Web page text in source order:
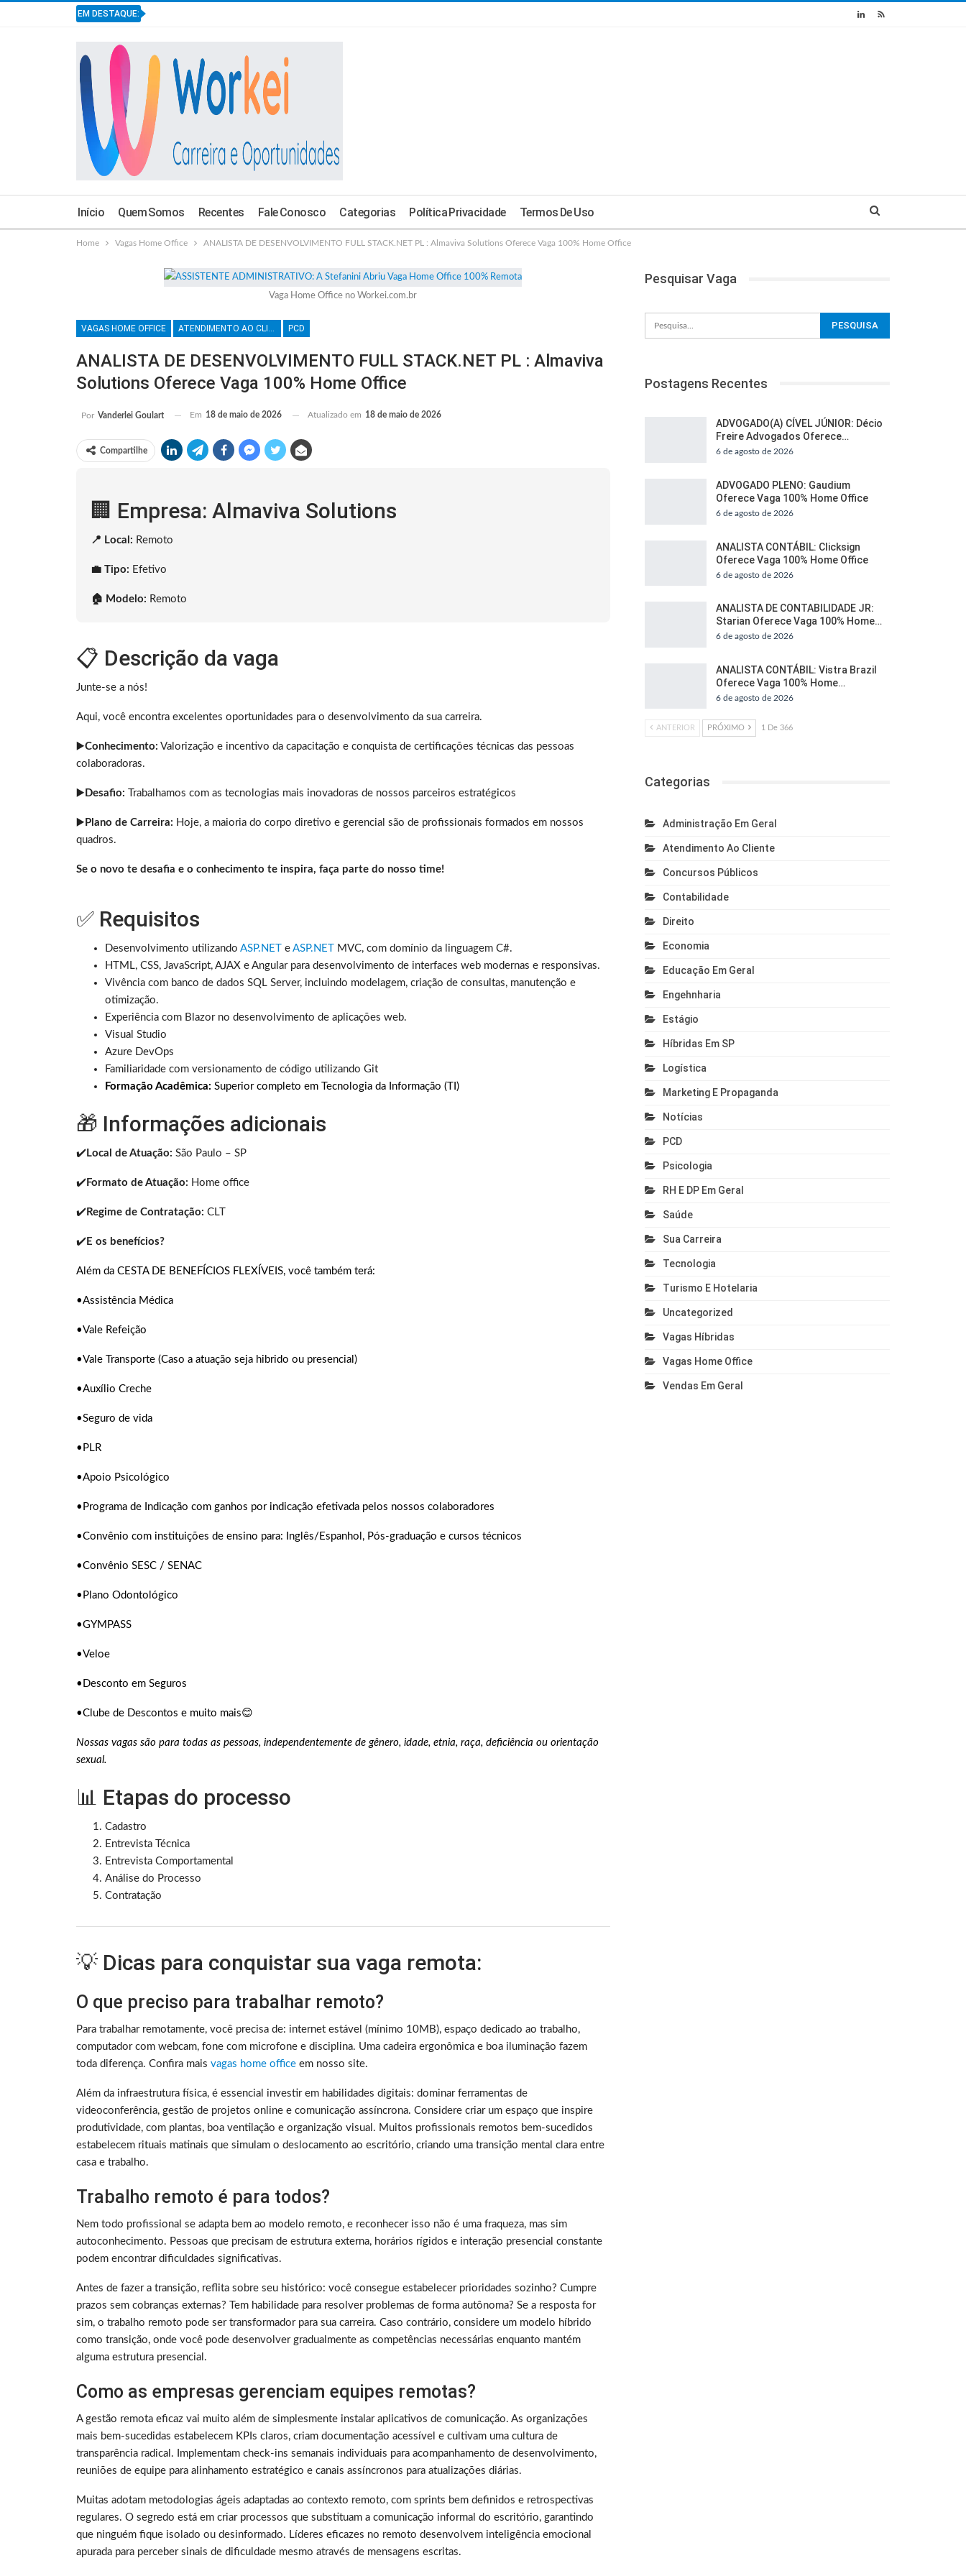
EM DESTAQUE:
Início Quem Somos Recentes Fale Conosco Categorias Política Privacidade Termos De Uso
Home Vagas Home Office ANALISTA DE DESENVOLVIMENTO FULL STACK.NET PL : Almaviva Solutions Oferece Vaga 100% Home Office
Vaga Home Office no Workei.com.br
VAGAS HOME OFFICE ATENDIMENTO AO CLIENTE PCD
ANALISTA DE DESENVOLVIMENTO FULL STACK.NET PL : Almaviva
Solutions Oferece Vaga 100% Home Office
Por Vanderlei Goulart Em 18 de maio de 2026 Atualizado em 18 de maio de 2026
Compartilhe
🏢 Empresa: Almaviva Solutions
📍 Local: Remoto
💼 Tipo: Efetivo
🏠 Modelo: Remoto
📋 Descrição da vaga
Junte-se a nós!
Aqui, você encontra excelentes oportunidades para o desenvolvimento da sua carreira.
▶️Conhecimento: Valorização e incentivo da capacitação e conquista de certificações técnicas das pessoas
colaboradoras.
▶️ Desafio: Trabalhamos com as tecnologias mais inovadoras de nossos parceiros estratégicos
▶️ Plano de Carreira: Hoje, a maioria do corpo diretivo e gerencial são de profissionais formados em nossos
quadros.
Se o novo te desafia e o conhecimento te inspira, faça parte do nosso time!
✅ Requisitos
Desenvolvimento utilizando ASP.NET e ASP.NET
MVC, com domínio da linguagem C#.
HTML, CSS, JavaScript, AJAX e Angular para desenvolvimento de interfaces web modernas e responsivas.
Vivência com banco de dados SQL Server, incluindo modelagem, criação de consultas, manutenção e
otimização.
Experiência com Blazor no desenvolvimento de aplicações web.
Visual Studio
Azure DevOps
Familiaridade com versionamento de código utilizando Git
Formação Acadêmica: Superior completo em Tecnologia da Informação (TI)
🎁 Informações adicionais
✔️ Local de Atuação: São Paulo – SP
✔️ Formato de Atuação: Home office
✔️ Regime de Contratação: CLT
✔️ E os benefícios?
Além da CESTA DE BENEFÍCIOS FLEXÍVEIS, você também terá:
•Assistência Médica
•Vale Refeição
•Vale Transporte (Caso a atuação seja hibrido ou presencial)
•Auxílio Creche
•Seguro de vida
•PLR
•Apoio Psicológico
•Programa de Indicação com ganhos por indicação efetivada pelos nossos colaboradores
•Convênio com instituições de ensino para: Inglês/Espanhol, Pós-graduação e cursos técnicos
•Convênio SESC / SENAC
•Plano Odontológico
•GYMPASS
•Veloe
•Desconto em Seguros
•Clube de Descontos e muito mais😊
Nossas vagas são para todas as pessoas, independentemente de gênero, idade, etnia, raça, deficiência ou orientação
sexual.
📊 Etapas do processo
Cadastro
Entrevista Técnica
Entrevista Comportamental
Análise do Processo
Contratação
💡 Dicas para conquistar sua vaga remota:
O que preciso para trabalhar remoto?
Para trabalhar remotamente, você precisa de: internet estável (mínimo 10MB), espaço dedicado ao trabalho,
computador com webcam, fone com microfone e disciplina. Uma cadeira ergonômica e boa iluminação fazem
toda diferença. Confira mais vagas home office em nosso site.
Além da infraestrutura física, é essencial investir em habilidades digitais: dominar ferramentas de
videoconferência, gestão de projetos online e comunicação assíncrona. Considere criar um espaço que inspire
produtividade, com plantas, boa ventilação e organização visual. Muitos profissionais remotos bem-sucedidos
estabelecem rituais matinais que simulam o deslocamento ao escritório, criando uma transição mental clara entre
casa e trabalho.
Trabalho remoto é para todos?
Nem todo profissional se adapta bem ao modelo remoto, e reconhecer isso não é uma fraqueza, mas sim
autoconhecimento. Pessoas que precisam de estrutura externa, horários rígidos e interação presencial constante
podem encontrar dificuldades significativas.
Antes de fazer a transição, reflita sobre seu histórico: você consegue estabelecer prioridades sozinho? Cumpre
prazos sem cobranças externas? Tem habilidade para resolver problemas de forma autônoma? Se a resposta for
sim, o trabalho remoto pode ser transformador para sua carreira. Caso contrário, considere um modelo híbrido
como transição, onde você pode desenvolver gradualmente as competências necessárias enquanto mantém
alguma estrutura presencial.
Como as empresas gerenciam equipes remotas?
A gestão remota eficaz vai muito além de simplesmente instalar aplicativos de comunicação. As organizações
mais bem-sucedidas estabelecem KPIs claros, criam documentação acessível e cultivam uma cultura de
transparência radical. Implementam check-ins semanais individuais para acompanhamento de desenvolvimento,
reuniões de equipe para alinhamento estratégico e canais assíncronos para atualizações diárias.
Muitas adotam metodologias ágeis adaptadas ao contexto remoto, com sprints bem definidos e retrospectivas
regulares. O segredo está em criar processos que substituam a comunicação informal do escritório, garantindo
que ninguém fique isolado ou desinformado. Líderes eficazes no remoto desenvolvem inteligência emocional
apurada para perceber sinais de dificuldade mesmo através de mensagens escritas.
Pesquisar Vaga
Postagens Recentes
ADVOGADO(A) CÍVEL JÚNIOR: Décio
Freire Advogados Oferece…
6 de agosto de 2026
ADVOGADO PLENO: Gaudium
Oferece Vaga 100% Home Office
6 de agosto de 2026
ANALISTA CONTÁBIL: Clicksign
Oferece Vaga 100% Home Office
6 de agosto de 2026
ANALISTA DE CONTABILIDADE JR:
Starian Oferece Vaga 100% Home…
6 de agosto de 2026
ANALISTA CONTÁBIL: Vistra Brazil
Oferece Vaga 100% Home…
6 de agosto de 2026
ANTERIOR PRÓXIMO 1 De 366
Categorias
Administração Em Geral
Atendimento Ao Cliente
Concursos Públicos
Contabilidade
Direito
Economia
Educação Em Geral
Engehnharia
Estágio
Híbridas Em SP
Logística
Marketing E Propaganda
Notícias
PCD
Psicologia
RH E DP Em Geral
Saúde
Sua Carreira
Tecnologia
Turismo E Hotelaria
Uncategorized
Vagas Híbridas
Vagas Home Office
Vendas Em Geral